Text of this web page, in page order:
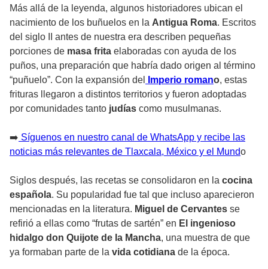
Más allá de la leyenda, algunos historiadores ubican el
nacimiento de los buñuelos en la Antigua Roma. Escritos
del siglo II antes de nuestra era describen pequeñas
porciones de masa frita elaboradas con ayuda de los
puños, una preparación que habría dado origen al término
“puñuelo”. Con la expansión del
Imperio romano, estas
frituras llegaron a distintos territorios y fueron adoptadas
por comunidades tanto judías como musulmanas.
➡️ Síguenos en nuestro canal de WhatsApp y recibe las
noticias más relevantes de Tlaxcala, México y el Mundo
Siglos después, las recetas se consolidaron en la cocina
española. Su popularidad fue tal que incluso aparecieron
mencionadas en la literatura. Miguel de Cervantes se
refirió a ellas como “frutas de sartén” en El ingenioso
hidalgo don Quijote de la Mancha, una muestra de que
ya formaban parte de la vida cotidiana de la época.